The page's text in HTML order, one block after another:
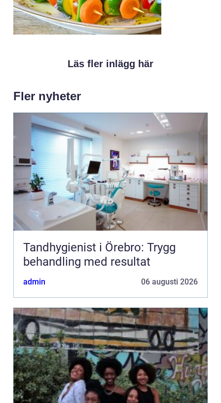
Läs fler inlägg här
Fler nyheter
Tandhygienist i Örebro: Trygg
behandling med resultat
admin 06 augusti 2026